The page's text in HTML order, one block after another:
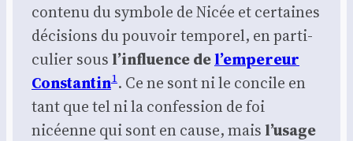
conte­nu du sym­bole de Nicée et cer­taines
déci­sions du pou­voir tem­po­rel, en par­ti­
cu­lier sous l’influence del’empereur
Constan­tin1. Ce ne sont ni le concile en
tant que tel ni la confes­sion de foi
nicéenne qui sont en cause, mais l’usage